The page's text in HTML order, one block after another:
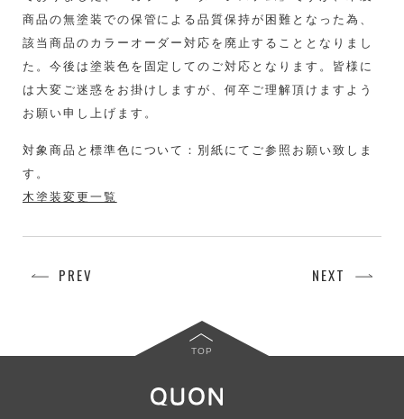
商品の無塗装での保管による品質保持が困難となった為、
該当商品のカラーオーダー対応を廃止することとなりまし
た。今後は塗装色を固定してのご対応となります。皆様に
は大変ご迷惑をお掛けしますが、何卒ご理解頂けますよう
お願い申し上げます。
対象商品と標準色について：別紙にてご参照お願い致しま
す。
木塗装変更一覧
PREV NEXT
TOP